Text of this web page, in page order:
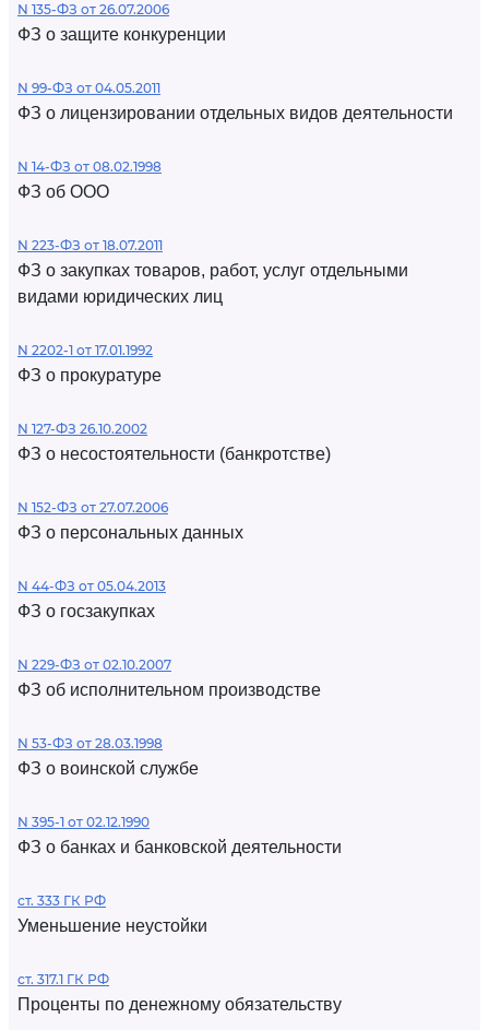
N 135-ФЗ от 26.07.2006
ФЗ о защите конкуренции
N 99-ФЗ от 04.05.2011
ФЗ о лицензировании отдельных видов деятельности
N 14-ФЗ от 08.02.1998
ФЗ об ООО
N 223-ФЗ от 18.07.2011
ФЗ о закупках товаров, работ, услуг отдельными
видами юридических лиц
N 2202-1 от 17.01.1992
ФЗ о прокуратуре
N 127-ФЗ 26.10.2002
ФЗ о несостоятельности (банкротстве)
N 152-ФЗ от 27.07.2006
ФЗ о персональных данных
N 44-ФЗ от 05.04.2013
ФЗ о госзакупках
N 229-ФЗ от 02.10.2007
ФЗ об исполнительном производстве
N 53-ФЗ от 28.03.1998
ФЗ о воинской службе
N 395-1 от 02.12.1990
ФЗ о банках и банковской деятельности
ст. 333 ГК РФ
Уменьшение неустойки
ст. 317.1 ГК РФ
Проценты по денежному обязательству